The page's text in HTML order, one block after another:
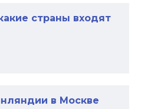
страны входят
в Москве